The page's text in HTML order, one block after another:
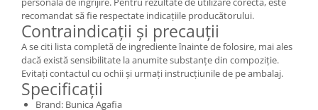
recomandat să fie respectate indicațiile producătorului.
Contraindicații și precauții
A se citi lista completă de ingrediente înainte de folosire, mai ales
dacă există sensibilitate la anumite substanțe din compoziție.
Evitați contactul cu ochii și urmați instrucțiunile de pe ambalaj.
Specificații
Brand: Bunica Agafia